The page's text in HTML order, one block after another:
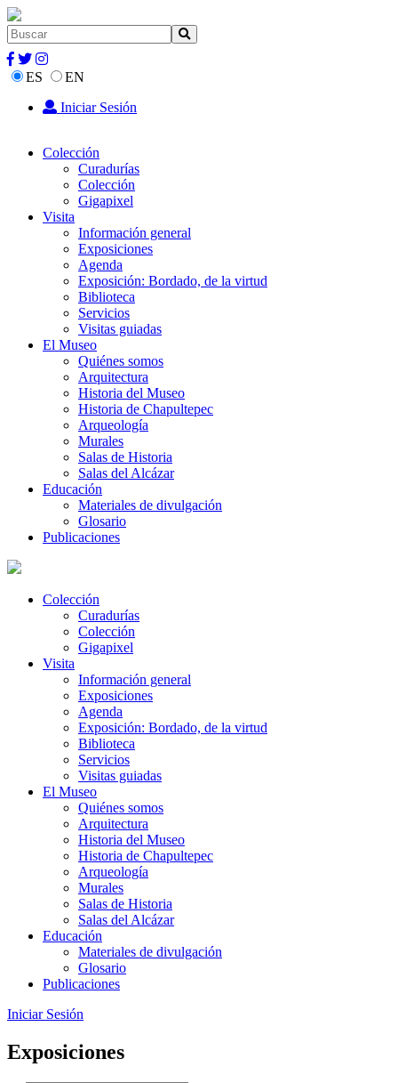
ES
EN
Iniciar Sesión
Colección
Curadurías
Colección
Gigapixel
Visita
Información general
Exposiciones
Agenda
Exposición: Bordado, de la virtud
Biblioteca
Servicios
Visitas guiadas
El Museo
Quiénes somos
Arquitectura
Historia del Museo
Historia de Chapultepec
Arqueología
Murales
Salas de Historia
Salas del Alcázar
Educación
Materiales de divulgación
Glosario
Publicaciones
Colección
Curadurías
Colección
Gigapixel
Visita
Información general
Exposiciones
Agenda
Exposición: Bordado, de la virtud
Biblioteca
Servicios
Visitas guiadas
El Museo
Quiénes somos
Arquitectura
Historia del Museo
Historia de Chapultepec
Arqueología
Murales
Salas de Historia
Salas del Alcázar
Educación
Materiales de divulgación
Glosario
Publicaciones
Iniciar Sesión
Exposiciones